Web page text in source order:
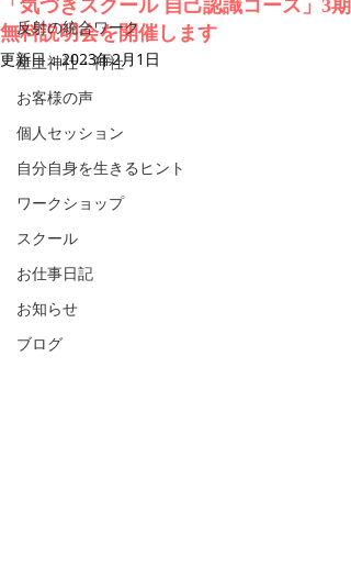
反射の統合ワーク
産土神社・神社
お客様の声
個人セッション
自分自身を生きるヒント
ワークショップ
スクール
お仕事日記
お知らせ
ブログ
「気づきスクール 自己認識コース」3期
無料説明会を開催します
更新日：2023年2月1日